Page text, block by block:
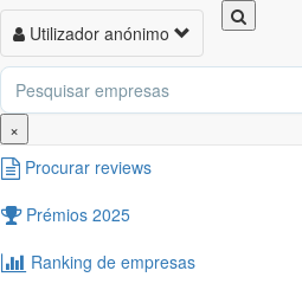
Nova review
Procurar reviews
Prémios 2025
Ranking de empresas
Toggle
navigation
Utilizador anónimo
×